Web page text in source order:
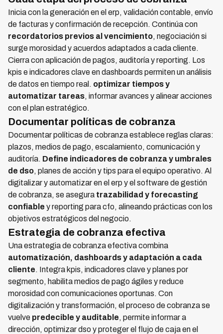
Inicia con la generación en el erp, validación contable, envío
de facturas y confirmación de recepción. Continúa con
recordatorios previos al vencimiento, negociación si
surge morosidad y acuerdos adaptados a cada cliente.
Cierra con aplicación de pagos, auditoría y reporting. Los
kpis e indicadores clave en dashboards permiten un análisis
de datos en tiempo real. optimizar tiempos y
automatizar tareas, informar avances y alinear acciones
con el plan estratégico.
Documentar políticas de cobranza
Documentar políticas de cobranza establece reglas claras:
plazos, medios de pago, escalamiento, comunicación y
auditoría. Define indicadores de cobranza y umbrales
de dso, planes de acción y tips para el equipo operativo. Al
digitalizar y automatizar en el erp y el software de gestión
de cobranza, se asegura trazabilidad y forecasting
confiable y reporting para cfo, alineando prácticas con los
objetivos estratégicos del negocio.
Estrategia de cobranza efectiva
Una estrategia de cobranza efectiva combina
automatización, dashboards y adaptación a cada
cliente. Integra kpis, indicadores clave y planes por
segmento, habilita medios de pago ágiles y reduce
morosidad con comunicaciones oportunas. Con
digitalización y transformación, el proceso de cobranza se
vuelve predecible y auditable, permite informar a
dirección, optimizar dso y proteger el flujo de caja en el